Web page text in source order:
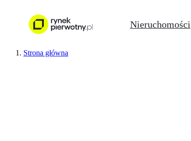
Nieruchomości
Strona główna